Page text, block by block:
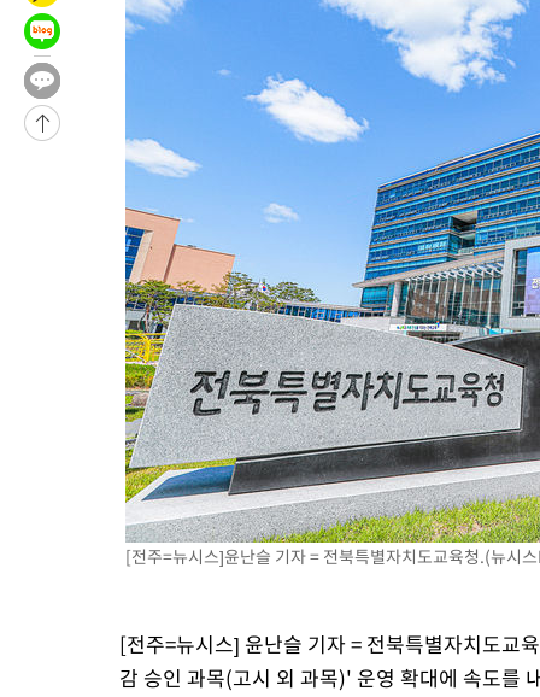
선포
-26237초 전 >
[단독]중수청 지원 검사들, 정원 초과 시 낮은 계급 임용…희망
갈 수도
-24208초 전 >
낮 최고 37도 찜통더위…곳곳 소나기·강원 많은 비[내일날씨]
-22514초 전 >
SK하이닉스, 용인·청주 팹에 54조 투자…"AI 메모리 수요 선
응"
-19370초 전 >
여자배구 이재영·이다영 자매, 아제르바이잔 투란VC 입단
외국인 심판 성 접대 7경기 들여다보니…한국 축구 '5승 2무'
[속보]코스닥, 2.86포인트(0.36%) 내린 798.81마감
[속보]코스피, 6200선 약보합…0.60% 내린 6258.77에 마쳐
[속보]원·달러 환율, 7.7원 내린 1416.1원 마감
[속보] 노원서 40.1도 관측…서울, 2018년 이후 첫 40도
[속보]종합특검, '계엄 수용공간 확보' 신용해 前교정본부장
외신들도 주목한 韓축구 파문…"국민적 공분에 수사 재개"
11시간 압수수색에 성접대 파문까지…'쑥대밭' 된 축구협회
[속보]규제합리화위원회 부위원장에 김태유 서울대 공대 교
[속보]국힘 윤리위, '돌려차기 발언' 진종오·서범수 징계 절차
[속보] 7월 중국 수출 23.9%↑ 수입 27.5%↑…무역총액
[속보]'채상병 순직 책임' 임성근, 항소심도 징역 3년
[속보]종합특검, '관저이전 봐주기 감사' 유병호 구속기소
[전주=뉴시스]윤난슬 기자 = 전북특별자치도교육청.(뉴시
[전주=뉴시스] 윤난슬 기자 = 전북특별자치도교
감 승인 과목(고시 외 과목)' 운영 확대에 속도를